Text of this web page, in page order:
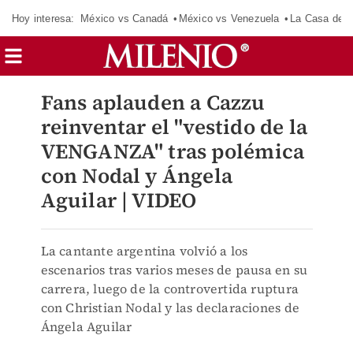
Hoy interesa: México vs Canadá México vs Venezuela La Casa de
Fans aplauden a Cazzu
reinventar el "vestido de la
VENGANZA" tras polémica
con Nodal y Ángela
Aguilar | VIDEO
La cantante argentina volvió a los
escenarios tras varios meses de pausa en su
carrera, luego de la controvertida ruptura
con Christian Nodal y las declaraciones de
Ángela Aguilar